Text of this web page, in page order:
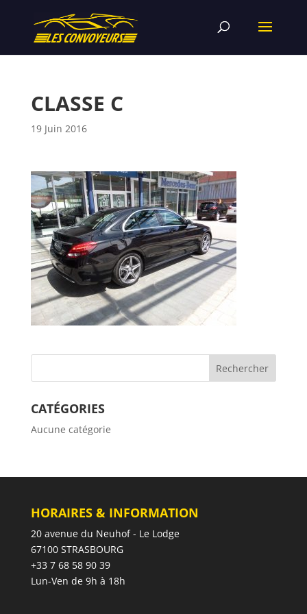
CLASSE C
19 Juin 2016
CATÉGORIES
Aucune catégorie
HORAIRES & INFORMATION
20 avenue du Neuhof - Le Lodge
67100 STRASBOURG
+33 7 68 58 90 39
Lun-Ven de 9h à 18h